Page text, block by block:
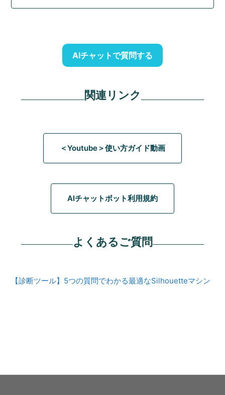
AIチャットで質問する
関連リンク
＜Youtube＞使い方ガイド動画
AIチャットボット利用規約
よくあるご質問
【診断ツール】5つの質問でわかる最適なSilhouetteマシン